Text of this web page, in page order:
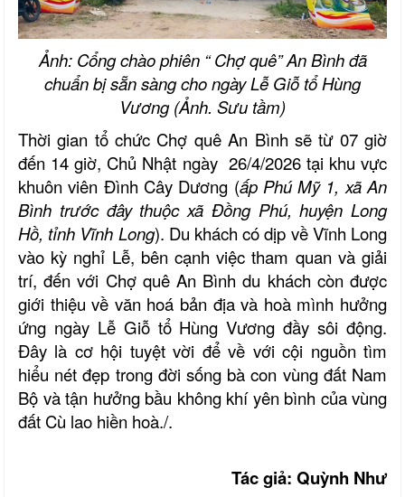
Ảnh: Cổng chào phiên “ Chợ quê” An Bình đã
chuẩn bị sẵn sàng cho ngày Lễ Giỗ tổ Hùng
Vương (Ảnh. Sưu tầm)
Thời gian tổ chức Chợ quê An Bình sẽ từ 07 giờ
đến 14 giờ, Chủ Nhật ngày 26/4/2026 tại khu vực
khuôn viên Đình Cây Dương (ấp Phú Mỹ 1, xã An
Bình trước đây thuộc xã Đồng Phú, huyện Long
Hồ, tỉnh Vĩnh Long). Du khách có dịp về Vĩnh Long
vào kỳ nghỉ Lễ, bên cạnh việc tham quan và giải
trí, đến với Chợ quê An Bình du khách còn được
giới thiệu về văn hoá bản địa và hoà mình hưởng
ứng ngày Lễ Giỗ tổ Hùng Vương đầy sôi động.
Đây là cơ hội tuyệt vời để về với cội nguồn tìm
hiểu nét đẹp trong đời sống bà con vùng đất Nam
Bộ và tận hưởng bầu không khí yên bình của vùng
đất Cù lao hiền hoà./.
Tác giả: Quỳnh Như